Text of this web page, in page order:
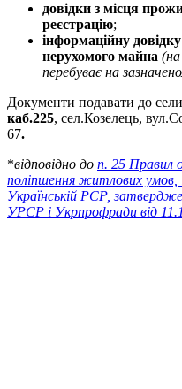
довідки з місця
реєстрацію;
інформаційну
нерухомого майна (на
перебуває на
Документи подавати до
каб.225, сел.Козелець,
67.
*відповідно до п. 25 Правил
поліпшення житлових умов,
Українській РСР,
УРСР і Укрпрофради від